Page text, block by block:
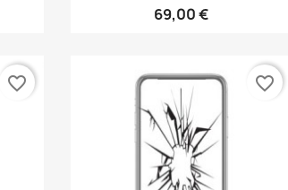
69,00 €
favorite_border favorite_border